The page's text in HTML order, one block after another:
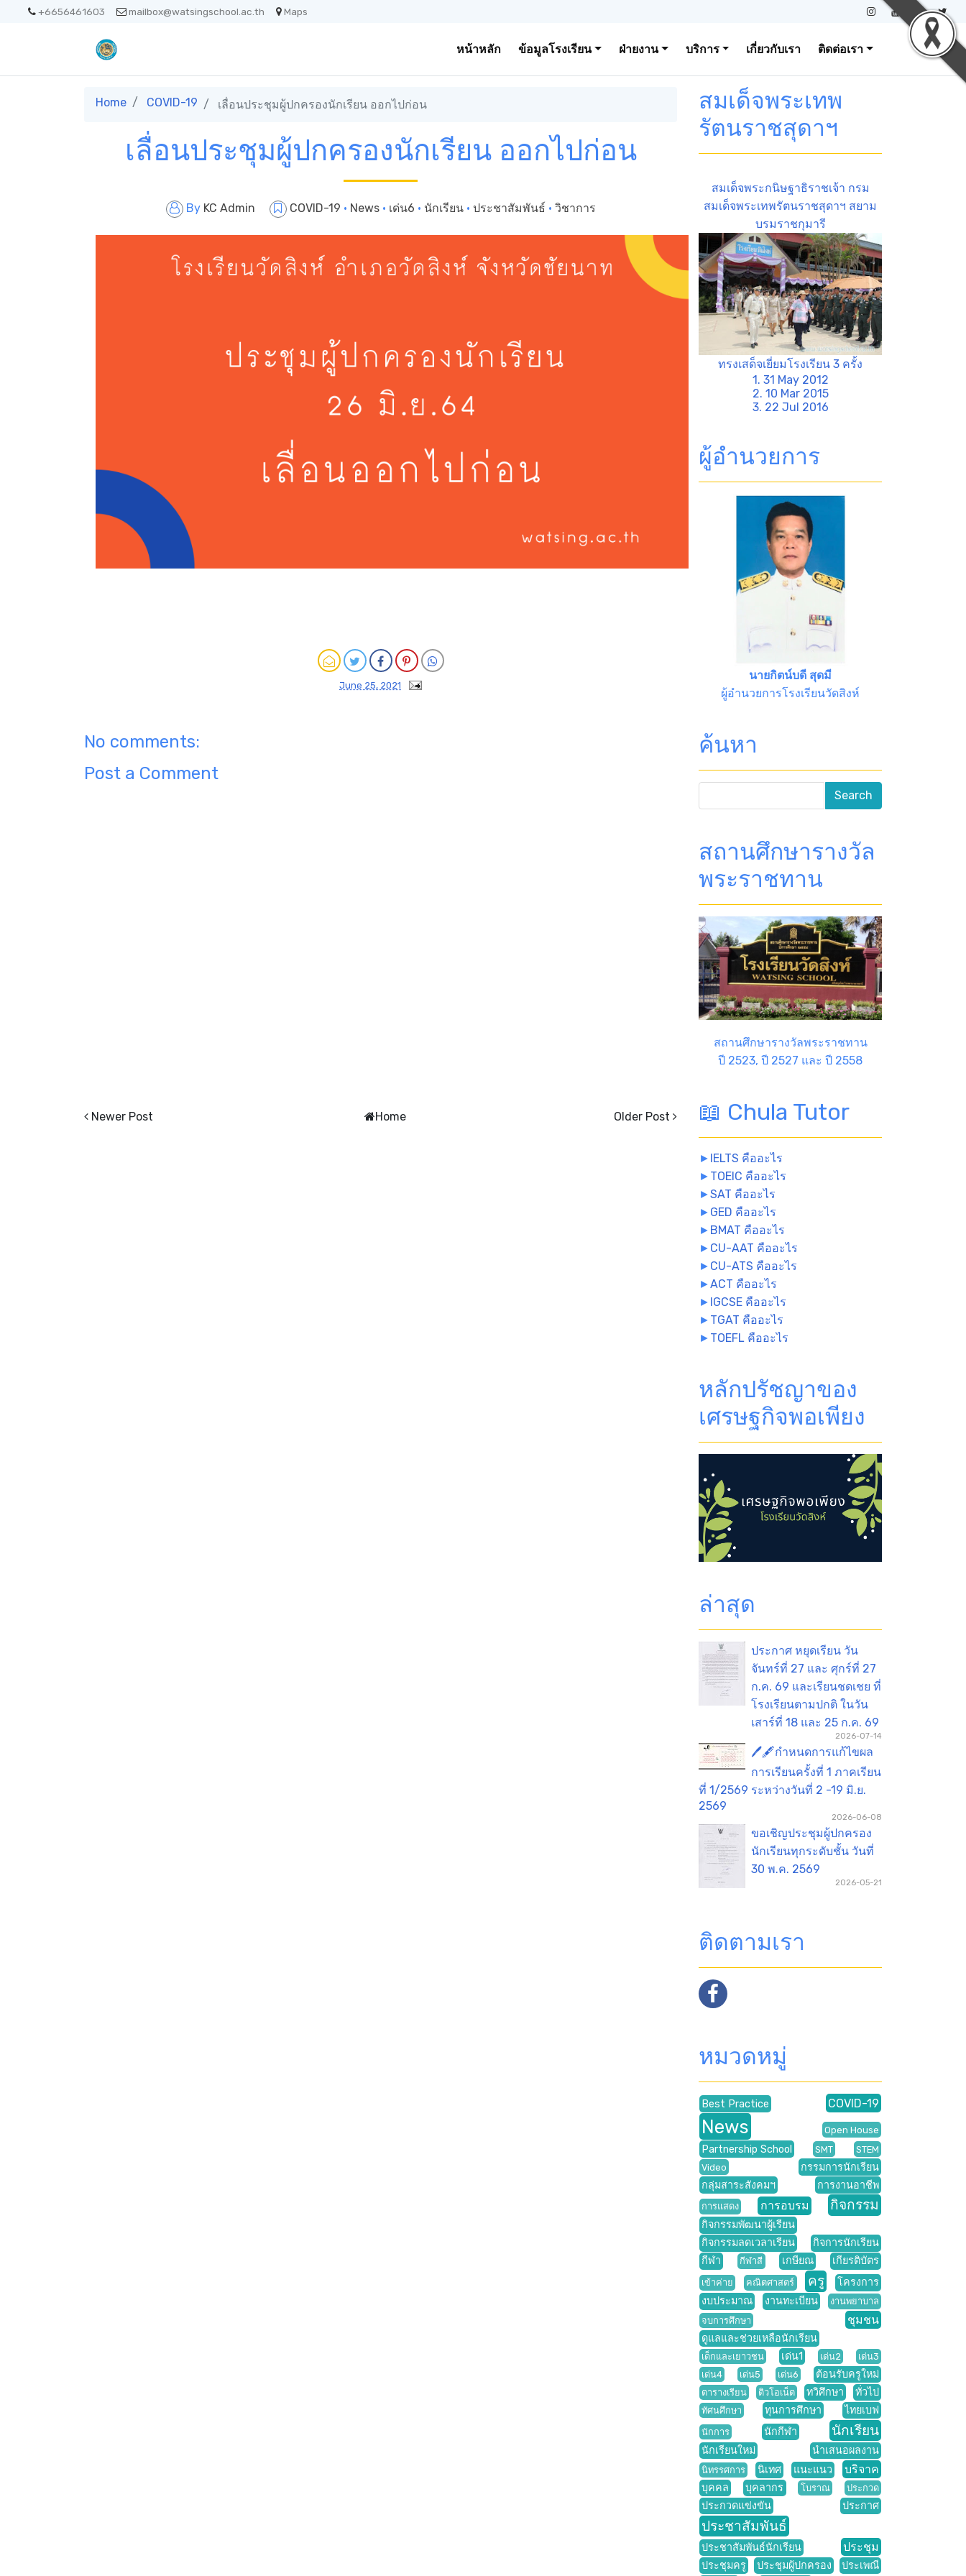
+6656461603 mailbox@watsingschool.ac.th Maps
หน้าหลัก ข้อมูลโรงเรียน ฝ่ายงาน บริการ เกี่ยวกับเรา ติดต่อเรา
Home COVID-19 เลื่อนประชุมผู้ปกครองนักเรียน ออกไปก่อน
เลื่อนประชุมผู้ปกครองนักเรียน ออกไปก่อน
By KC Admin COVID-19 · News · เด่น6 · นักเรียน · ประชาสัมพันธ์ · วิชาการ
June 25, 2021
No comments:
Post a Comment
Newer Post Older Post
Home
สมเด็จพระเทพ
รัตนราชสุดาฯ
สมเด็จพระกนิษฐาธิราชเจ้า กรม
สมเด็จพระเทพรัตนราชสุดาฯ สยาม
บรมราชกุมารี
ทรงเสด็จเยี่ยมโรงเรียน 3 ครั้ง
1. 31 May 2012
2. 10 Mar 2015
3. 22 Jul 2016
ผู้อำนวยการ
นายกิตน์บดี สุดมี
ผู้อำนวยการโรงเรียนวัดสิงห์
ค้นหา
สถานศึกษารางวัล
พระราชทาน
สถานศึกษารางวัลพระราชทาน
ปี 2523, ปี 2527 และ ปี 2558
📖 Chula Tutor
► IELTS คืออะไร
► TOEIC คืออะไร
►SAT คืออะไร
► GED คืออะไร
► BMAT คืออะไร
► CU-AAT คืออะไร
► CU-ATS คืออะไร
►ACT คืออะไร
► IGCSE คืออะไร
► TGAT คืออะไร
► TOEFL คืออะไร
หลักปรัชญาของ
เศรษฐกิจพอเพียง
ล่าสุด
ประกาศ หยุดเรียน วัน
จันทร์ที่ 27 และ ศุกร์ที่ 27
ก.ค. 69 และเรียนชดเชย ที่
โรงเรียนตามปกติ ในวัน
เสาร์ที่ 18 และ 25 ก.ค. 69
2026-07-14
🖊️🖋️กำหนดการแก้ไขผล
การเรียนครั้งที่ 1 ภาคเรียน
ที่ 1/2569 ระหว่างวันที่ 2 -19 มิ.ย.
2569
2026-06-08
ขอเชิญประชุมผู้ปกครอง
นักเรียนทุกระดับชั้น วันที่
30 พ.ค. 2569
2026-05-21
ติดตามเรา
หมวดหมู่
Best Practice COVID-19
News Open House
Partnership School SMT
STEM
Video
กรรมการนักเรียน
กลุ่มสาระสังคมฯ
การงานอาชีพ
การแสดง การอบรม กิจกรรม
กิจกรรมพัฒนาผู้เรียน
กิจกรรมลดเวลาเรียน
กิจการนักเรียน
กีฬา
กีฬาสี เกษียณ เกียรติบัตร
เข้าค่าย คณิตศาสตร์ ครู
โครงการ
งบประมาณ
งานทะเบียน
งานพยาบาล
จบการศึกษา
ชุมชน
ดูแลและช่วยเหลือนักเรียน
เด็กและเยาวชน เด่น1 เด่น2
เด่น3
เด่น4
เด่น5 เด่น6 ต้อนรับครูใหม่
ตารางเรียน ติวโอเน็ต ทวิศึกษา ทั่วไป
ทัศนศึกษา ทุนการศึกษา ไทยเบฟ
นักการ นักกีฬา นักเรียน
นักเรียนใหม่ นำเสนอผลงาน
นิทรรศการ นิเทศ แนะแนว บริจาค
บุคคล บุคลากร โบราณ ประกวด
ประกวดแข่งขัน ประกาศ
ประชาสัมพันธ์
ประชาสัมพันธ์นักเรียน ประชุม
ประชุมครู ประชุมผู้ปกครอง ประเพณี